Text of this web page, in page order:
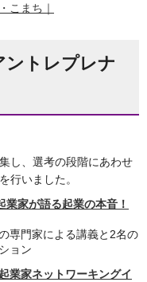
こまち｜
ントレプレナ
し、選考の段階にあわせ
行いました。
家が語る起業の本音！
専門家による講義と2名の
ョン
業家ネットワーキングイ